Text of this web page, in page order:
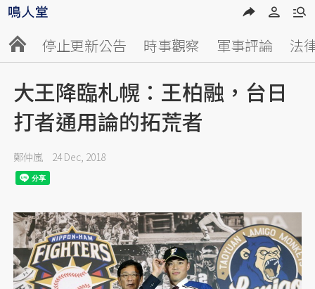
停止更新公告 時事觀察 軍事評論 法
大王降臨札幌：王柏融，台日
打者通用論的拓荒者
鄭仲嵐 24 Dec, 2018